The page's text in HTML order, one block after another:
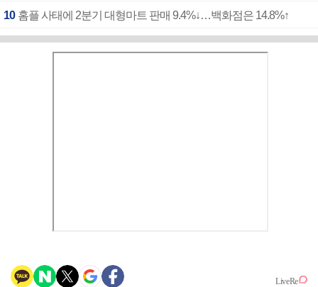
10 홈플 사태에 2분기 대형마트 판매 9.4%↓…백화점은 14.8%↑